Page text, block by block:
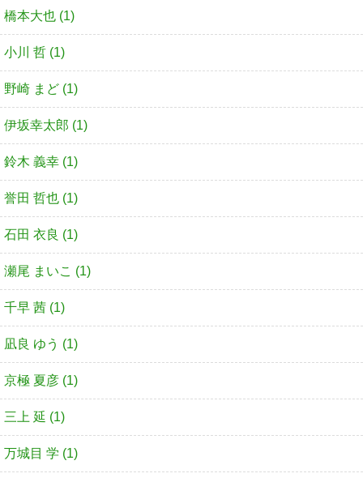
橋本大也 (1)
小川 哲 (1)
野崎 まど (1)
伊坂幸太郎 (1)
鈴木 義幸 (1)
誉田 哲也 (1)
石田 衣良 (1)
瀬尾 まいこ (1)
千早 茜 (1)
凪良 ゆう (1)
京極 夏彦 (1)
三上 延 (1)
万城目 学 (1)